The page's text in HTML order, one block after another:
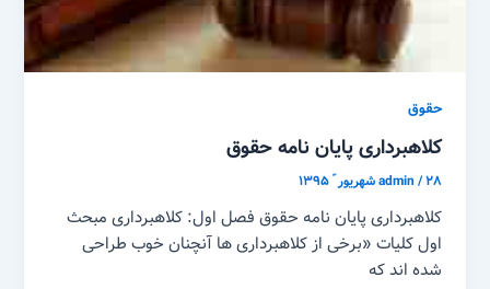
حقوق
کلاهبرداری پایان نامه حقوق
admin/۲۸ شهریور ّ ۱۳۹۵
کلاهبرداری پایان نامه حقوق فصل اول: کلاهبرداری مبحث
اول کلیات «برخی از کلاهبرداری ها آنچنان خوب طراحی
شده اند که